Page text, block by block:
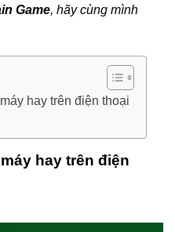
Game, hãy cùng mình
hay trên điện thoại
hay trên điện